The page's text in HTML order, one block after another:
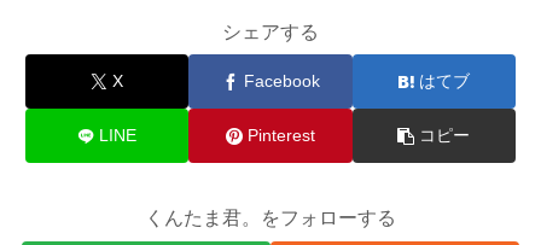
シェアする
X Facebook はてブ
LINE Pinterest コピー
くんたま君。をフォローする